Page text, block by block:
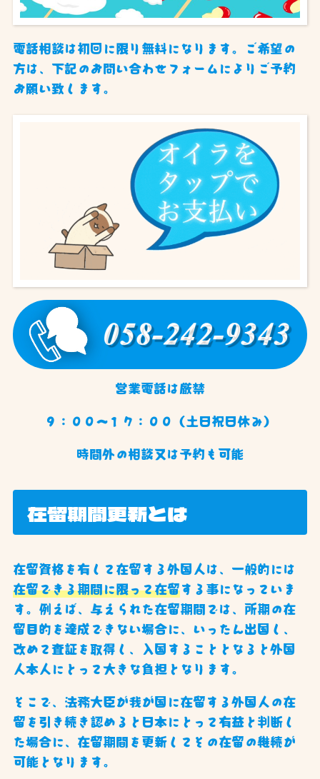
電話相談は初回に限り無料になります。ご希望の
方は、下記のお問い合わせフォームによりご予約
お願い致します。
営業電話は厳禁
９：００〜１７：００（土日祝日休み）
時間外の相談又は予約も可能
在留期間更新とは
在留資格を有して在留する外国人は、一般的には
在留できる期間に限って在留する事になっていま
す。例えば、与えられた在留期間では、所期の在
留目的を達成できない場合に、いったん出国し、
改めて査証を取得し、入国することとなると外国
人本人にとって大きな負担となります。
そこで、法務大臣が我が国に在留する外国人の在
留を引き続き認めると日本にとって有益と判断し
た場合に、在留期間を更新してその在留の継続が
可能となります。